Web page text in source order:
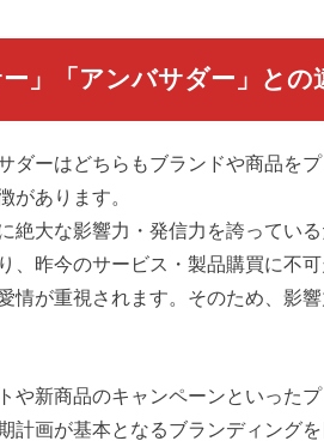
」「アンバサダー」との
ダーはどちらもブランドや商品を
があります。
絶大な影響力・発信力を誇ってい
、昨今のサービス・製品購買に不
情が重視されます。そのため、影
や新商品のキャンペーンといった
計画が基本となるブランディング